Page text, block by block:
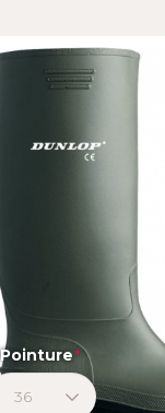
Pointure